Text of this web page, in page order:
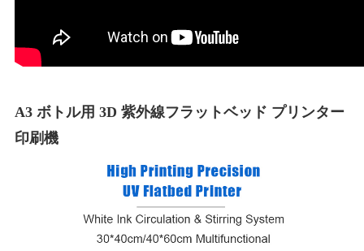
A3 ボトル用 3D 紫外線フラットベッド プリンター
印刷機